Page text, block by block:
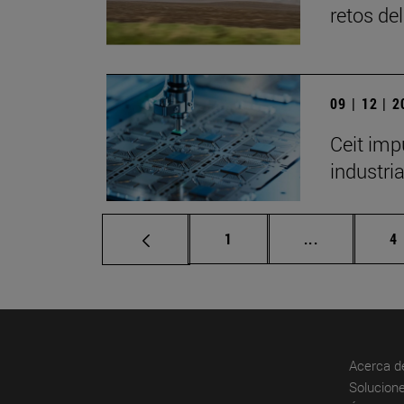
retos
09 | 12 |
Ceit
Página
1 ... Páginas 4
Acerca